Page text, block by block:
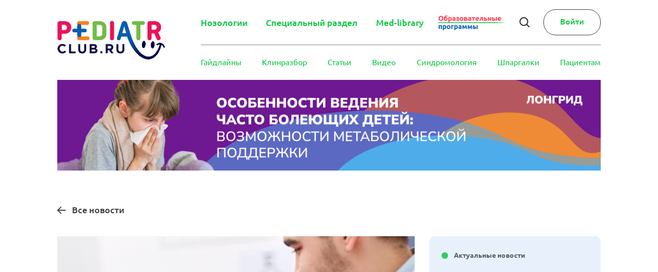
Нозологии Специальный раздел Med-library Войти
Гайдлайны Клинразбор Статьи Видео Синдромология Шпаргалки Пациентам
Все новости
Актуальные новости